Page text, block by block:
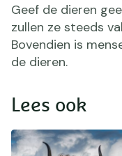
Geef de dieren
zullen ze steeds
Bovendien is
de dieren.
Lees ook